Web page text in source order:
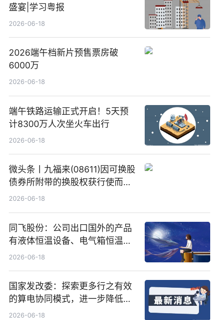
盛宴|学习粤报
2026-06-18
2026端午档新片预售票房破
6000万
2026-06-18
端午铁路运输正式开启！5天预
计8300万人次坐火车出行
2026-06-18
微头条丨九福来(08611)因可换股
债券所附带的换股权获行使而发
行5200万股
2026-06-18
同飞股份：公司出口国外的产品
有液体恒温设备、电气箱恒温装
置、纯水冷却单元和特种换热器
2026-06-18
国家发改委：探索更多行之有效
的算电协同模式，进一步降低网
络传输时延_最资讯
2026-06-18